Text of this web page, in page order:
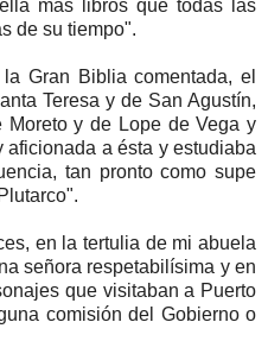
más libros que todas las
de su tiempo".
Gran Biblia comentada, el
Teresa y de San Agustín,
Moreto y de Lope de Vega y
aficionada a ésta y estudiaba
tan pronto como supe
en la tertulia de mi abuela
señora respetabilísima y en
que visitaban a Puerto
comisión del Gobierno o